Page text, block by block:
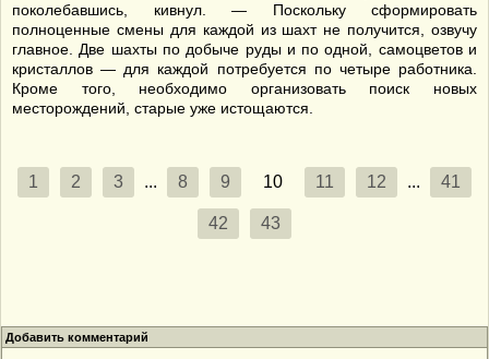
поколебавшись, кивнул. — Поскольку сформировать
полноценные смены для каждой из шахт не получится, озвучу
главное. Две шахты по добыче руды и по одной, самоцветов и
кристаллов — для каждой потребуется по четыре работника.
Кроме того, необходимо организовать поиск новых
месторождений, старые уже истощаются.
1 2 3 ... 8 9 10 11 12 ... 41
42 43
Добавить комментарий